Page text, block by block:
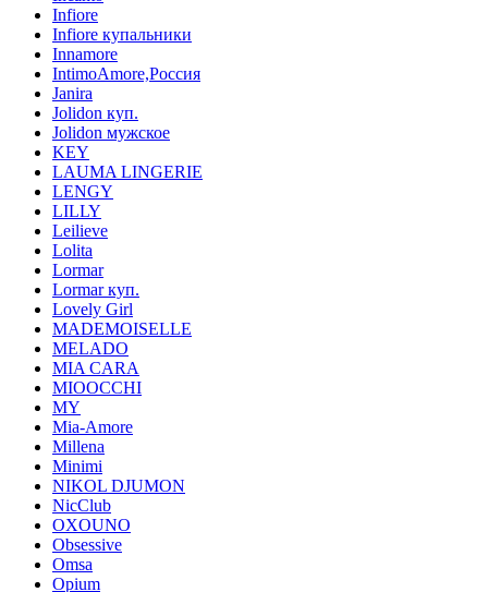
Infiore
Infiore купальники
Innamore
IntimoAmore,Россия
Janira
Jolidon куп.
Jolidon мужское
KEY
LAUMA LINGERIE
LENGY
LILLY
Leilieve
Lolita
Lormar
Lormar куп.
Lovely Girl
MADEMOISELLE
MELADO
MIA CARA
MIOOCCHI
MY
Mia-Amore
Millena
Minimi
NIKOL DJUMON
NicClub
OXOUNO
Obsessive
Omsa
Opium